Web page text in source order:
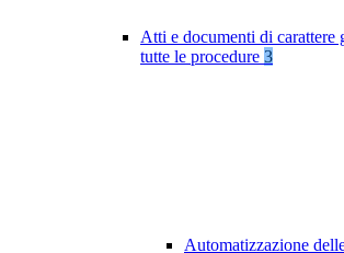
Atti e documenti di carattere
tutte le procedure 3
Automatizzazione